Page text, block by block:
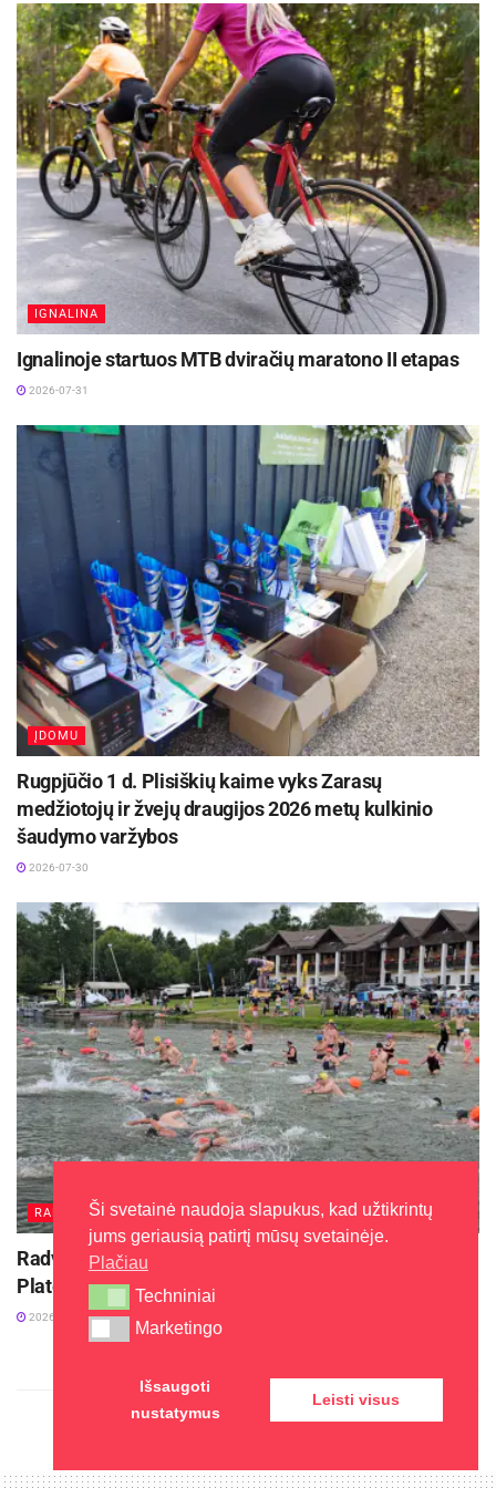
Žymos: Krepšinis LKL Utenos „Juventus“
IGNALINA
Ignalinoje startuos MTB dviračių maratono II etapas
2026-07-31
ĮDOMU
Rugpjūčio 1 d. Plisiškių kaime vyks Zarasų
medžiotojų ir žvejų draugijos 2026 metų kulkinio
šaudymo varžybos
2026-07-30
RADVILIŠKIS
Radviliškio plaukikai sėkmingai įveikė jubiliejinį
Platelių maratoną
2026-07-29
Ši svetainė naudoja slapukus, kad užtikrintų
jums geriausią patirtį mūsų svetainėje.
Plačiau
Techniniai
Techniniai
Marketingo
Marketingo
Išsaugoti
nustatymus
Leisti visus